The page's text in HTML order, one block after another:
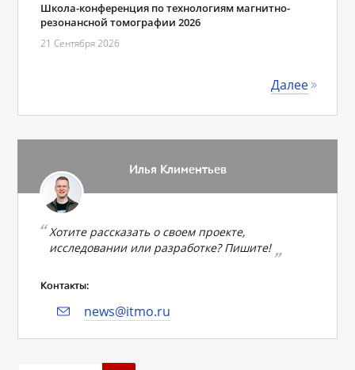
Школа-конференция по технологиям магнитно-
резонансной томографии 2026
21 Сентября 2026
Далее
Илья Климентьев
Хотите рассказать о своем проекте,
исследовании или разработке? Пишите!
Контакты:
news@itmo.ru